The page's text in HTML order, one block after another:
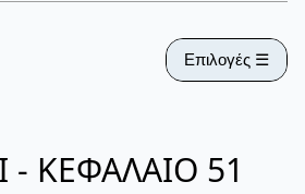
Επιλογές ☰
ΚΕΦΑΛΑΙΟ 51